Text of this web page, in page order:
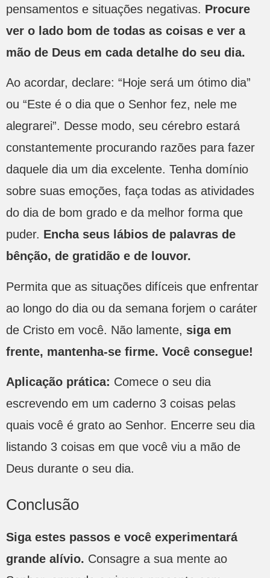
pensamentos e situações negativas. Procure
ver o lado bom de todas as coisas e ver a
mão de Deus em cada detalhe do seu dia.
Ao acordar, declare: “Hoje será um ótimo dia”
ou “Este é o dia que o Senhor fez, nele me
alegrarei”. Desse modo, seu cérebro estará
constantemente procurando razões para fazer
daquele dia um dia excelente. Tenha domínio
sobre suas emoções, faça todas as atividades
do dia de bom grado e da melhor forma que
puder. Encha seus lábios de palavras de
bênção, de gratidão e de louvor.
Permita que as situações difíceis que enfrentar
ao longo do dia ou da semana forjem o caráter
de Cristo em você. Não lamente, siga em
frente, mantenha-se firme. Você consegue!
Aplicação prática: Comece o seu dia
escrevendo em um caderno 3 coisas pelas
quais você é grato ao Senhor. Encerre seu dia
listando 3 coisas em que você viu a mão de
Deus durante o seu dia.
Conclusão
Siga estes passos e você experimentará
grande alívio. Consagre a sua mente ao